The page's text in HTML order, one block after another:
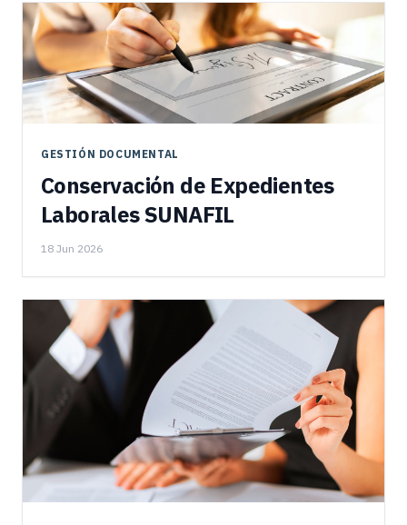
GESTIÓN DOCUMENTAL
Conservación de Expedientes
Laborales SUNAFIL
18 Jun 2026